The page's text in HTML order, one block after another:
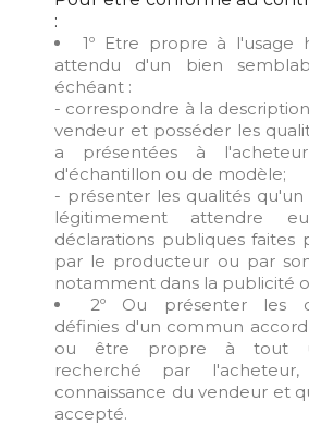
:
1º Etre propre à l'usage
attendu d'un bien
échéant :
- correspondre à la
vendeur et posséder les
a présentées à
d'échantillon ou de modèle;
- présenter les qualités
légitimement attendre
déclarations publiques faites
par le producteur ou par
notamment dans la publicité
2º Ou présenter les
définies d'un commun
ou être propre à tout
recherché par
connaissance du vendeur et
accepté.